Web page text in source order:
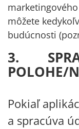
môžete
budúcnosti
3.
POLOHE/
Pokiaľ
a spracúva